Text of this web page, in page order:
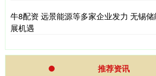
牛8配资 远景能源等多家企业发力 无锡
展机遇
推荐资讯